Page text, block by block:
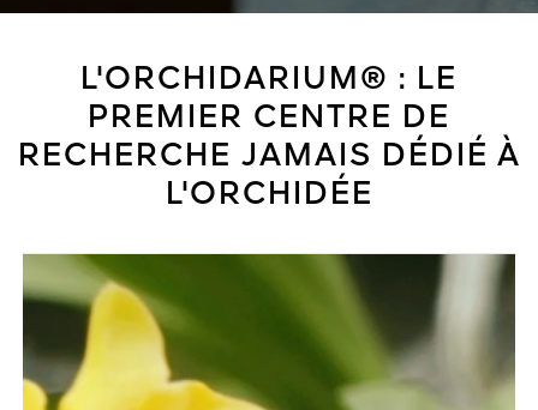
L'ORCHIDARIUM® : LE
PREMIER CENTRE DE
RECHERCHE JAMAIS DÉDIÉ À
L'ORCHIDÉE